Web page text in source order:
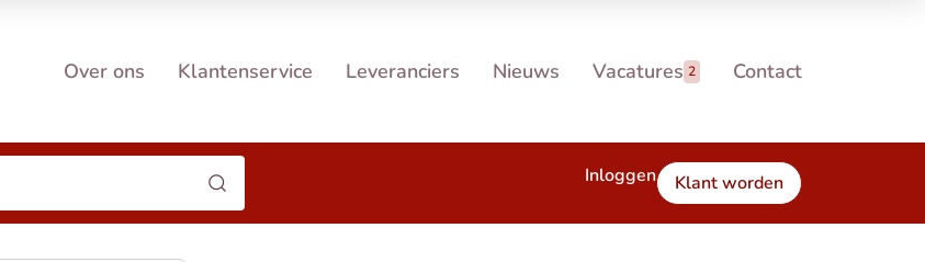
Over ons Klantenservice Leveranciers Nieuws Vacatures 2 Contact
Inloggen Klant worden